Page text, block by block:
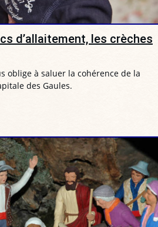
d’allaitement, les crèches
oblige à saluer la cohérence de la
des Gaules.